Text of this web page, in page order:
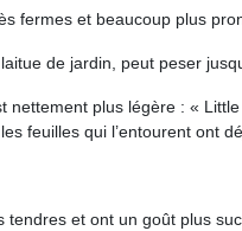
fermes et beaucoup plus
de jardin, peut peser
nettement plus légère : «
feuilles qui l’entourent ont
et ont un goût plus